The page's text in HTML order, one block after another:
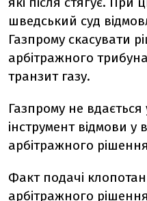
шведський суд
Газпрому скасувати
арбітражного
транзит газу.
Газпрому не вдається
інструмент відмови у
арбітражного
Факт подачі
арбітражного